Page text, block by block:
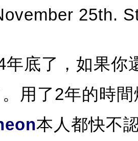
25th.
年底了，如果你
用了2年的時
本人都快不